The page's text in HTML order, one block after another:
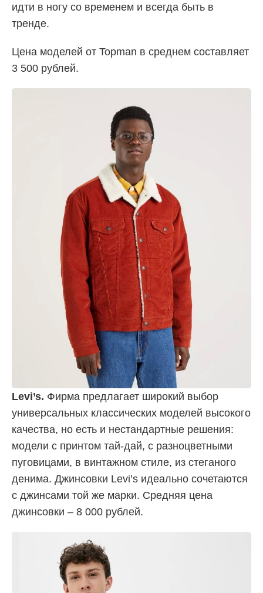
идти в ногу со временем и всегда быть в
тренде.
Цена моделей от Topman в среднем составляет
3 500 рублей.
Levi’s. Фирма предлагает широкий выбор
универсальных классических моделей высокого
качества, но есть и нестандартные решения:
модели с принтом тай-дай, с разноцветными
пуговицами, в винтажном стиле, из стеганого
денима. Джинсовки Levi’s идеально сочетаются
с джинсами той же марки. Средняя цена
джинсовки – 8 000 рублей.